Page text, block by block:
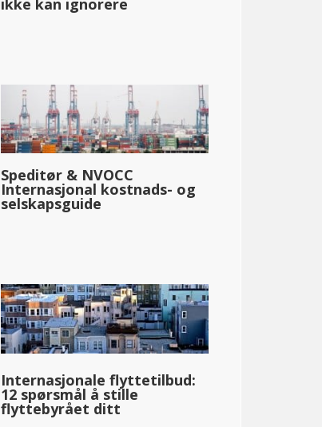
Speditør & NVOCC
Internasjonal kostnads- og
selskapsguide
Internasjonale flyttetilbud:
12 spørsmål å stille
flyttebyrået ditt